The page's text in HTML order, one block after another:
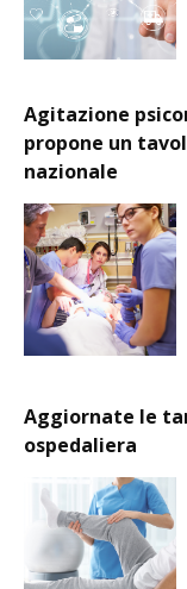
Agitazione
propone un
nazionale
Aggiornate le
ospedaliera